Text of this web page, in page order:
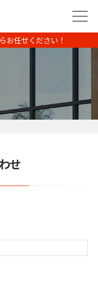
お任せください！
せ